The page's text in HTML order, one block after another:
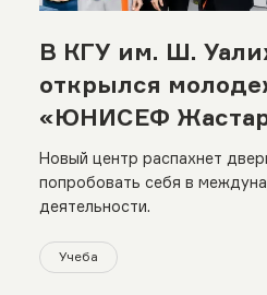
В КГУ им. Ш.
открылся
«ЮНИСЕФ
Новый центр распахнет
попробовать себя в
деятельности.
Учеба